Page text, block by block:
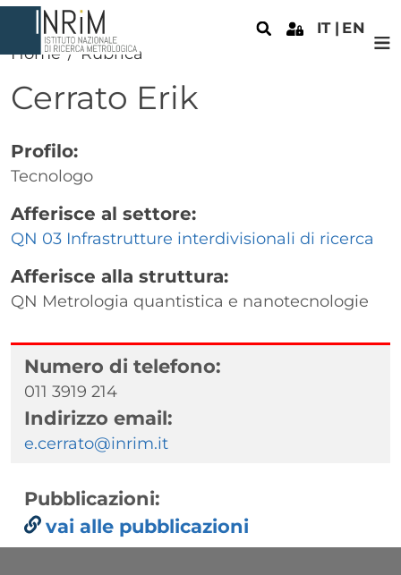
Salta al contenuto principale
IT EN
Home Rubrica
Cerrato Erik
Profilo:
Tecnologo
Afferisce al settore:
QN 03 Infrastrutture interdivisionali di ricerca
Afferisce alla struttura:
QN Metrologia quantistica e nanotecnologie
Numero di telefono:
011 3919 214
Indirizzo email:
e.cerrato@inrim.it
Pubblicazioni:
vai alle pubblicazioni